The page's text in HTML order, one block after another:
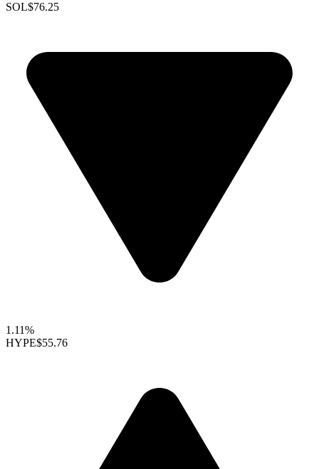
SOL$76.25
1.11%
HYPE$55.76